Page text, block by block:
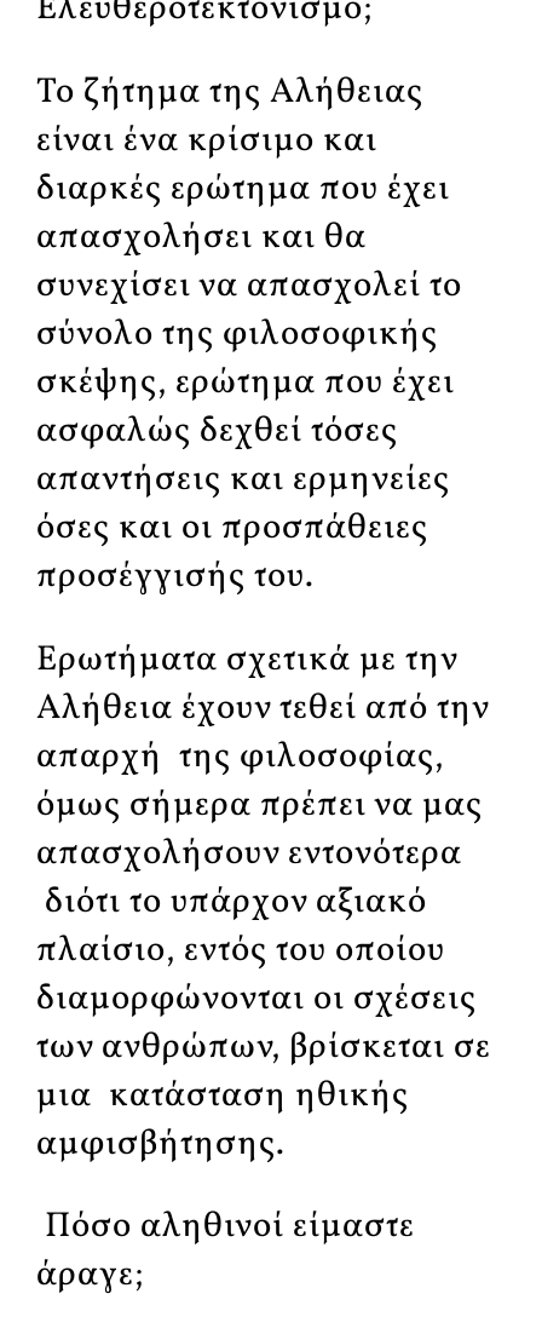
Το ζήτημα της Αλήθειας
είναι ένα κρίσιμο και
διαρκές ερώτημα που έχει
απασχολήσει και θα
συνεχίσει να απασχολεί το
σύνολο της φιλοσοφικής
σκέψης, ερώτημα που έχει
ασφαλώς δεχθεί τόσες
απαντήσεις και ερμηνείες
όσες και οι προσπάθειες
προσέγγισής του.
Ερωτήματα σχετικά με την
Αλήθεια έχουν τεθεί από την
απαρχή της φιλοσοφίας,
όμως σήμερα πρέπει να μας
απασχολήσουν εντονότερα
διότι το υπάρχον αξιακό
πλαίσιο, εντός του οποίου
διαμορφώνονται οι σχέσεις
των ανθρώπων, βρίσκεται σε
μια κατάσταση ηθικής
αμφισβήτησης.
Πόσο αληθινοί είμαστε
άραγε;